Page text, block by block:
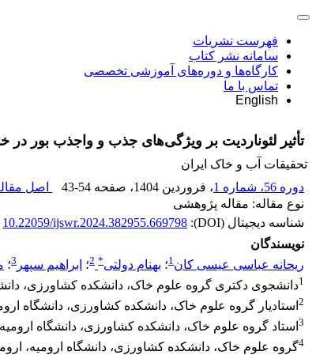
فهرست نشریات
سامانه نشر کتاب
کارگاه‌ها و دوره‌های آموزشی تخصصی
تماس با ما
English
تأثیر لئوناردیت بر ویژگی‌های جذب و واجذب بور در
تحقیقات آب و خاک ایران
دوره 56، شماره 1
، فروردین 1404 ، صفحه 43-54 اصل
نوع مقاله: مقاله پژوهشی
شناسه دیجیتال (DOI):
10.22059/ijswr.2024.382955.669798
نویسندگان
ریحانه عباسی عیسی کان1؛ بهنام دولتی*
2؛ ابراهیم سپهر 3؛
1دانشجوی دکتری گروه علوم خاک، دانشکده کشاورزی،
2 استادیار گروه علوم خاک، دانشکده کشاورزی، دانشگاه
3 استاد گروه علوم خاک، دانشکده کشاورزی، دانشگاه
4گروه علوم خاک، دانشکده کشاورزی، دانشگاه ارومیه،